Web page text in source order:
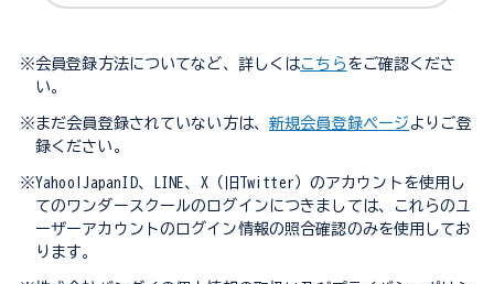
※会員登録方法についてなど、詳しくはこちら をご確認くださ
い。
※まだ会員登録されていない方は、 新規会員登録ページ よりご登
録ください。
※Yahoo!JapanID、LINE、X（旧Twitter）のアカウントを使用し
てのワンダースクールのログインにつきましては、これらのユ
ーザーアカウントのログイン情報の照合確認のみを使用してお
ります。